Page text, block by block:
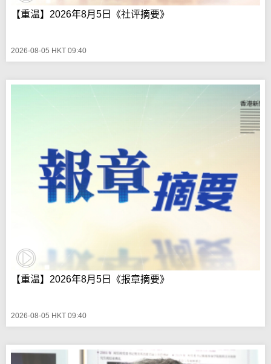
【重温】2026年8月5日《社评摘要》
2026-08-05 HKT 09:40
【重温】2026年8月5日《报章摘要》
2026-08-05 HKT 09:40